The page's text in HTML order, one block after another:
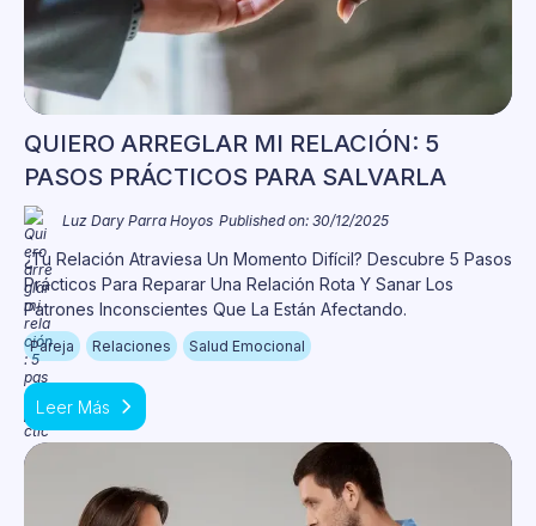
QUIERO ARREGLAR MI RELACIÓN: 5
PASOS PRÁCTICOS PARA SALVARLA
Luz Dary Parra Hoyos Published on: 30/12/2025
¿Tu Relación Atraviesa Un Momento Difícil? Descubre 5 Pasos
Prácticos Para Reparar Una Relación Rota Y Sanar Los
Patrones Inconscientes Que La Están Afectando.
Pareja Relaciones Salud Emocional
Leer Más